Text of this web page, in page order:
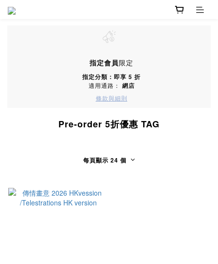
指定會員限定
指定分類：即享 5 折
適用通路： 網店
條款與細則
Pre-order 5折優惠 TAG
每頁顯示 24 個